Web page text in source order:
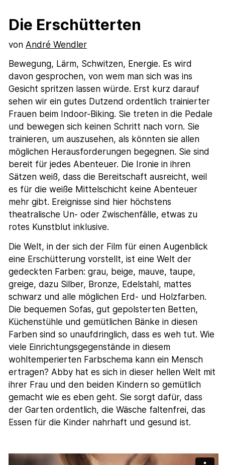
Die Erschütterten
von André Wendler
Bewegung, Lärm, Schwitzen, Energie. Es wird
davon gesprochen, von wem man sich was ins
Gesicht spritzen lassen würde. Erst kurz darauf
sehen wir ein gutes Dutzend ordentlich trainierter
Frauen beim Indoor-Biking. Sie treten in die Pedale
und bewegen sich keinen Schritt nach vorn. Sie
trainieren, um auszusehen, als könnten sie allen
möglichen Herausforderungen begegnen. Sie sind
bereit für jedes Abenteuer. Die Ironie in ihren
Sätzen weiß, dass die Bereitschaft ausreicht, weil
es für die weiße Mittelschicht keine Abenteuer
mehr gibt. Ereignisse sind hier höchstens
theatralische Un- oder Zwischenfälle, etwas zu
rotes Kunstblut inklusive.
Die Welt, in der sich der Film für einen Augenblick
eine Erschütterung vorstellt, ist eine Welt der
gedeckten Farben: grau, beige, mauve, taupe,
greige, dazu Silber, Bronze, Edelstahl, mattes
schwarz und alle möglichen Erd- und Holzfarben.
Die bequemen Sofas, gut gepolsterten Betten,
Küchenstühle und gemütlichen Bänke in diesen
Farben sind so unaufdringlich, dass es weh tut. Wie
viele Einrichtungsgegenstände in diesem
wohltemperierten Farbschema kann ein Mensch
ertragen? Abby hat es sich in dieser hellen Welt mit
ihrer Frau und den beiden Kindern so gemütlich
gemacht wie es eben geht. Sie sorgt dafür, dass
der Garten ordentlich, die Wäsche faltenfrei, das
Essen für die Kinder nahrhaft und gesund ist.